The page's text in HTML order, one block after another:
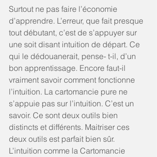
Surtout ne pas faire l’économie
d’apprendre. L’erreur, que fait presque
tout débutant, c’est de s’appuyer sur
une soit disant intuition de départ. Ce
qui le dédouanerait, pense- t-il, d’un
bon apprentissage. Encore faut-il
vraiment savoir comment fonctionne
l’intuition. La cartomancie pure ne
s’appuie pas sur l’intuition. C’est un
savoir. Ce sont deux outils bien
distincts et différents. Maitriser ces
deux outils est parfait bien sûr.
L’intuition comme la Cartomancie